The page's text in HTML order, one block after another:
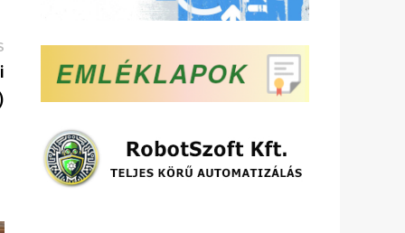
Következő
bejegyzés: